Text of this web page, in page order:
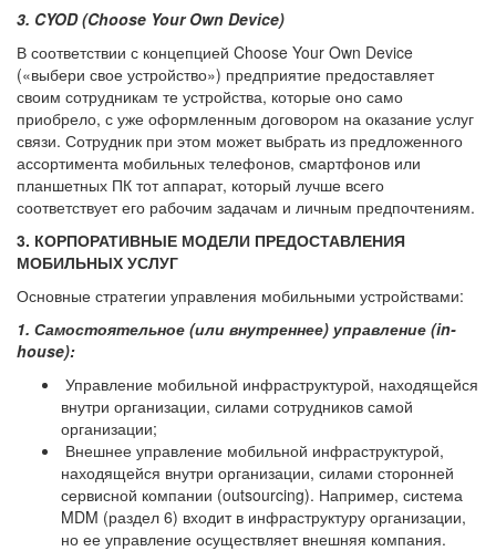
3. CYOD (Choose Your Own Device)
В соответствии с концепцией Choose Your Own Device
(«выбери свое устройство») предприятие предоставляет
своим сотрудникам те устройства, которые оно само
приобрело, с уже оформленным договором на оказание услуг
связи. Сотрудник при этом может выбрать из предложенного
ассортимента мобильных телефонов, смартфонов или
планшетных ПК тот аппарат, который лучше всего
соответствует его рабочим задачам и личным предпочтениям.
3. КОРПОРАТИВНЫЕ МОДЕЛИ ПРЕДОСТАВЛЕНИЯ
МОБИЛЬНЫХ УСЛУГ
Основные стратегии управления мобильными устройствами:
1. Самостоятельное (или внутреннее) управление (in-
house):
Управление мобильной инфраструктурой, находящейся
внутри организации, силами сотрудников самой
организации;
Внешнее управление мобильной инфраструктурой,
находящейся внутри организации, силами сторонней
сервисной компании (outsourcing). Например, система
MDM (раздел 6) входит в инфраструктуру организации,
но ее управление осуществляет внешняя компания.